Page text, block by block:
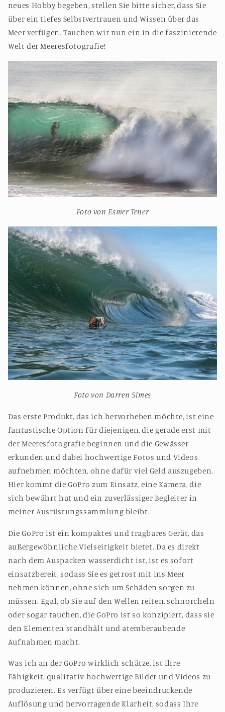
neues Hobby begeben, stellen Sie bitte sicher, dass Sie
über ein tiefes Selbstvertrauen und Wissen über das
Meer verfügen. Tauchen wir nun ein in die faszinierende
Welt der Meeresfotografie!
Foto von Esmer Tener
Foto von Darren Simes
Das erste Produkt, das ich hervorheben möchte, ist eine
fantastische Option für diejenigen, die gerade erst mit
der Meeresfotografie beginnen und die Gewässer
erkunden und dabei hochwertige Fotos und Videos
aufnehmen möchten, ohne dafür viel Geld auszugeben.
Hier kommt die GoPro zum Einsatz, eine Kamera, die
sich bewährt hat und ein zuverlässiger Begleiter in
meiner Ausrüstungssammlung bleibt.
Die GoPro ist ein kompaktes und tragbares Gerät, das
außergewöhnliche Vielseitigkeit bietet. Da es direkt
nach dem Auspacken wasserdicht ist, ist es sofort
einsatzbereit, sodass Sie es getrost mit ins Meer
nehmen können, ohne sich um Schäden sorgen zu
müssen. Egal, ob Sie auf den Wellen reiten, schnorcheln
oder sogar tauchen, die GoPro ist so konzipiert, dass sie
den Elementen standhält und atemberaubende
Aufnahmen macht.
Was ich an der GoPro wirklich schätze, ist ihre
Fähigkeit, qualitativ hochwertige Bilder und Videos zu
produzieren. Es verfügt über eine beeindruckende
Auflösung und hervorragende Klarheit, sodass Ihre